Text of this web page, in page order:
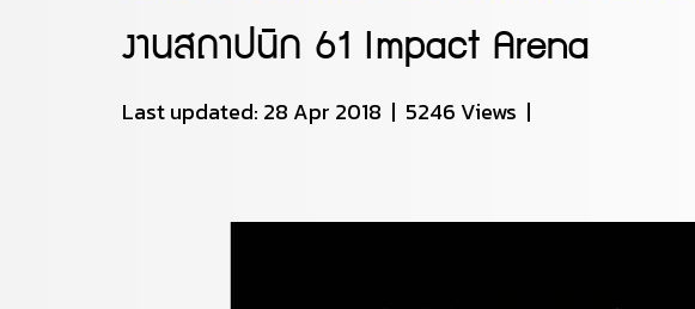
งานสถาปนิก 61 Impact Arena
Last updated: 28 Apr 2018 | 5246 Views |